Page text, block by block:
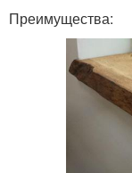
Преимущества: